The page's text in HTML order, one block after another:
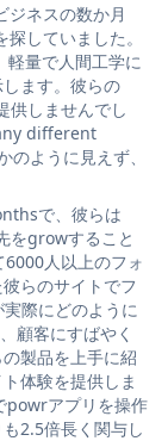
ネスの数か月
していました。
量で人間工学に
ます。彼らの
供しませんでし
different
ように見えず、
で、彼らは
をgrowすること
人以上のフォ
らのサイトでフ
際にどのように
顧客にすばやく
製品を上手に紹
体験を提供しま
powrアプリを操作
2.5倍長く関与し